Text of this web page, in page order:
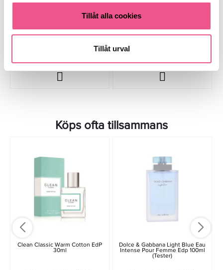
Tillåt alla cookies
Tillåt urval
Köps ofta tillsammans
Clean Classic Warm Cotton EdP
30ml
Dolce & Gabbana Light Blue Eau
Intense Pour Femme Edp 100ml
(Tester)